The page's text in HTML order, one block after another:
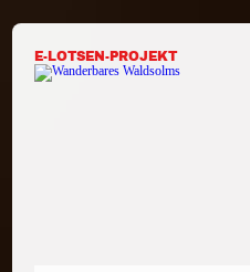
E-LOTSEN-PROJEKT